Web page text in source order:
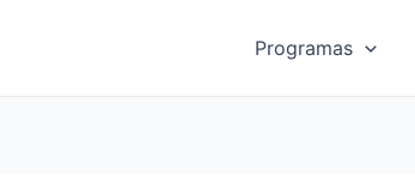
Programas